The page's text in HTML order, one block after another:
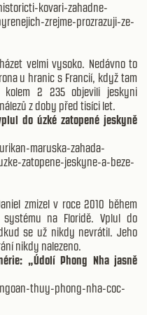
kovari-zahadne-
zrejme-prozrazuji-ze-
velmi vysoko. Nedávno to
u hranic s Francií, když tam
2 235 objevili jeskyni
z doby před tisíci let.
do úzké zatopené jeskyně
maruska-zahada-
zatopene-jeskyne-a-beze-
zmizel v roce 2010 během
na Floridě. Vplul do
se už nikdy nevrátil. Jeho
nikdy nalezeno.
„Údolí Phong Nha jasně
thuy-phong-nha-coc-